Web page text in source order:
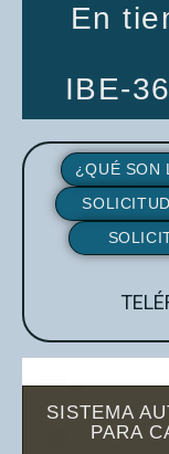
En
IBE-
¿QUÉ SON
SISTEMA
PARA